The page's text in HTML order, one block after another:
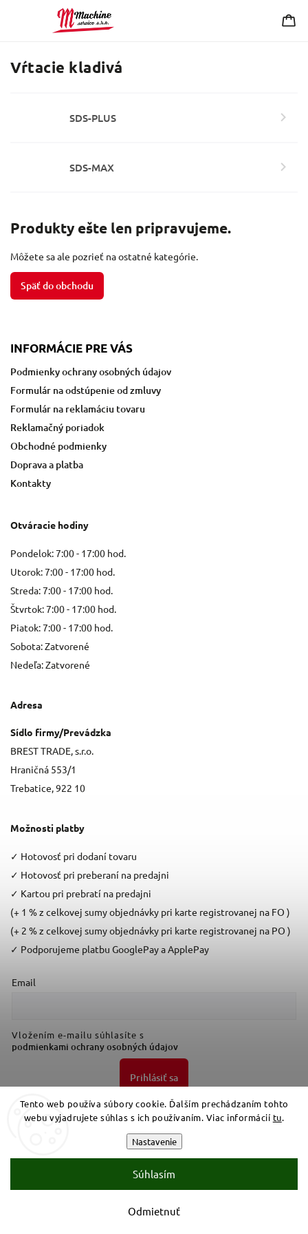
Tento web používa súbory cookie. Ďalším prechádzaním tohto
webu vyjadrujete súhlas s ich používaním. Viac informácií tu.
Nastavenie
Odmietnuť
Súhlasím
Vŕtacie kladivá
SDS-PLUS
SDS-MAX
Produkty ešte len pripravujeme.
Môžete sa ale pozrieť na ostatné kategórie.
Späť do obchodu
INFORMÁCIE PRE VÁS
Podmienky ochrany osobných údajov
Formulár na odstúpenie od zmluvy
Formulár na reklamáciu tovaru
Reklamačný poriadok
Obchodné podmienky
Doprava a platba
Kontakty
Otváracie hodiny
Pondelok: 7:00 - 17:00 hod.
Utorok: 7:00 - 17:00 hod.
Streda: 7:00 - 17:00 hod.
Štvrtok: 7:00 - 17:00 hod.
Piatok: 7:00 - 17:00 hod.
Sobota: Zatvorené
Nedeľa: Zatvorené
Adresa
Sídlo firmy/Prevádzka
BREST TRADE, s.r.o.
Hraničná 553/1
Trebatice, 922 10
Možnosti platby
✓ Hotovosť pri dodaní tovaru
✓ Hotovosť pri preberaní na predajni
✓ Kartou pri prebratí na predajni
(+ 1 % z celkovej sumy objednávky pri karte registrovanej na FO )
(+ 2 % z celkovej sumy objednávky pri karte registrovanej na PO )
✓ Podporujeme platbu GooglePay a ApplePay
Email
Vložením e-mailu súhlasíte s
podmienkami ochrany osobných údajov
Prihlásiť sa
Copyright 2026Bresttrade. Všetky práva vyhradené.
Shoptet| Design